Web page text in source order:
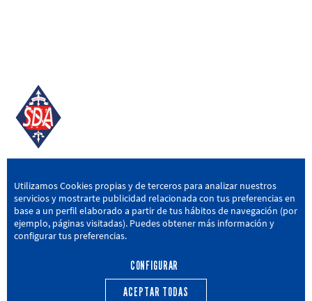
SD AMOREBIETA
San Miguel Kalea, 16, 48340 Amorebieta, Bizkaia
946 604 751 | sda@sdamorebieta.eus
Utilizamos Cookies propias y de terceros para analizar nuestros
servicios y mostrarte publicidad relacionada con tus preferencias en
base a un perfil elaborado a partir de tus hábitos de navegación (por
ejemplo, páginas visitadas). Puedes obtener más información y
configurar tus preferencias.
CONFIGURAR
ACEPTAR TODAS